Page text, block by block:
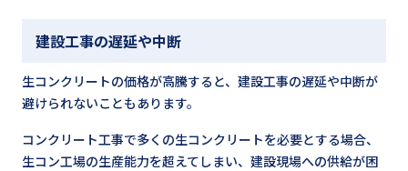
建設工事の遅延や中断
生コンクリートの価格が高騰すると、建設工事の遅延や中断が
避けられないこともあります。
コンクリート工事で多くの生コンクリートを必要とする場合、
生コン工場の生産能力を超えてしまい、建設現場への供給が困